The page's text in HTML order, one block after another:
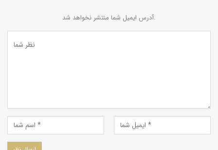
آدرس ایمیل شما منتشر نخواهد شد.